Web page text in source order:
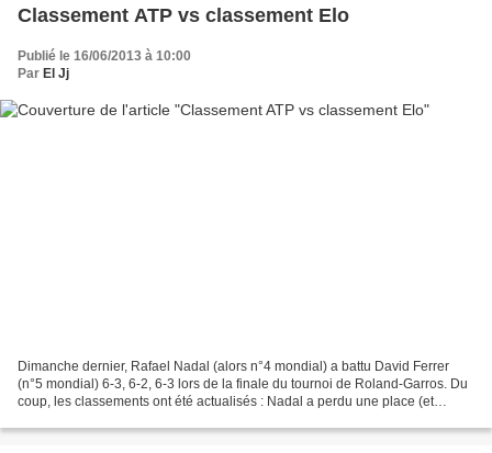
Classement ATP vs classement Elo
Publié le 16/06/2013 à 10:00
Par El Jj
Dimanche dernier, Rafael Nadal (alors n°4 mondial) a battu David Ferrer
(n°5 mondial) 6-3, 6-2, 6-3 lors de la finale du tournoi de Roland-Garros. Du
coup, les classements ont été actualisés : Nadal a perdu une place (et